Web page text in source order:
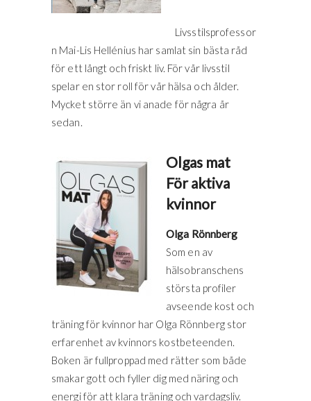
Livsstilsprofessor
n Mai-Lis Hellénius har samlat sin bästa råd
för ett långt och friskt liv. För vår livsstil
spelar en stor roll för vår hälsa och ålder.
Mycket större än vi anade för några år
sedan.
Olgas mat
För aktiva
kvinnor
Olga Rönnberg
Som en av
hälsobranschens
största profiler
avseende kost och
träning för kvinnor har Olga Rönnberg stor
erfarenhet av kvinnors kostbeteenden.
Boken är fullproppad med rätter som både
smakar gott och fyller dig med näring och
energi för att klara träning och vardagsliv.